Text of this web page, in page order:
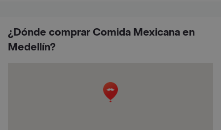
¿Dónde comprar Comida Mexicana en
Medellín?